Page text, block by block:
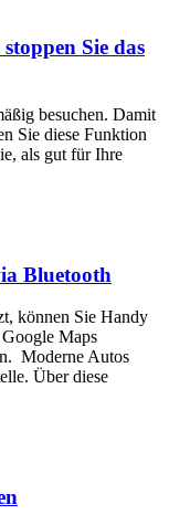
Sie das
besuchen. Damit
Sie diese Funktion
als gut für Ihre
Bluetooth
können Sie Handy
Maps
Moderne Autos
Über diese